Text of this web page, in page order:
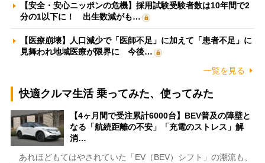
【安全・安心ニッポンの危機】採用試験受験者数は10年間で2
分の1以下に！ 出生数減がも…
【医療崩壊】人口減少で「医師不足」に加えて「患者不足」に
見舞われ地域医療が限界に 今後…
一覧を見る
快適クルマ生活 乗ってみた、使ってみた
【4ヶ月間で受注累計6000台】BEV普及の障壁と
なる「航続距離の不安」「充電のストレス」解
消…
あれほどもてはやされていた「EV（BEV）シフト」の潮流も、